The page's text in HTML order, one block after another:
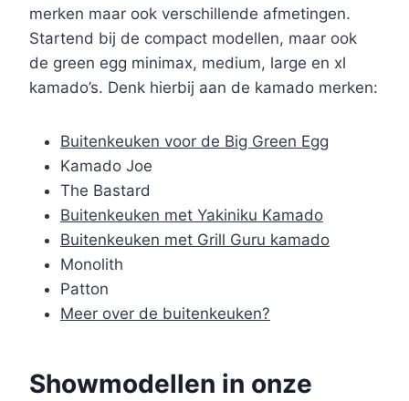
merken maar ook verschillende afmetingen.
Startend bij de compact modellen, maar ook
de green egg minimax, medium, large en xl
kamado’s. Denk hierbij aan de kamado merken:
Buitenkeuken voor de Big Green Egg
Kamado Joe
The Bastard
Buitenkeuken met Yakiniku Kamado
Buitenkeuken met Grill Guru kamado
Monolith
Patton
Meer over de buitenkeuken?
Showmodellen in onze